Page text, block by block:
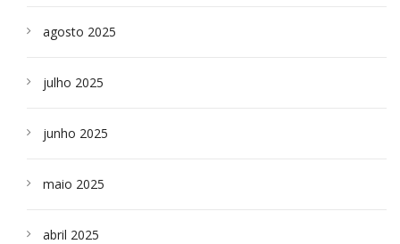
agosto 2025
julho 2025
junho 2025
maio 2025
abril 2025